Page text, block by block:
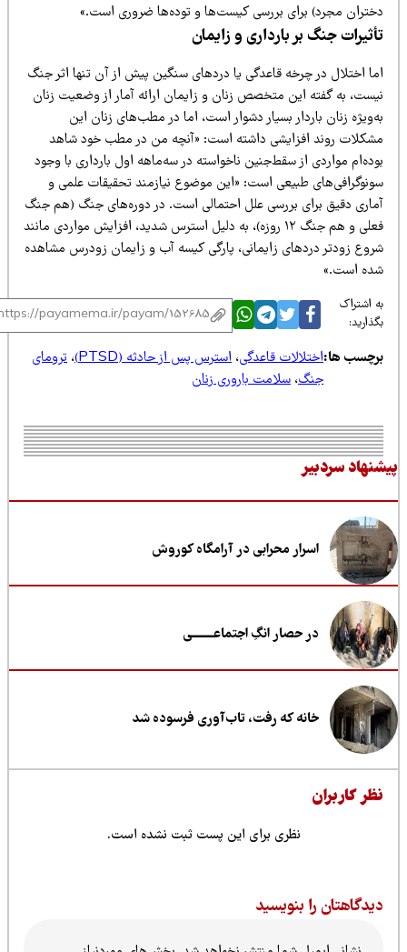
مجرد) برای بررسی کیست‌ها و توده‌ها ضروری است.»
جنگ بر بارداری و زایمان
اختلال در چرخه قاعدگی یا دردهای سنگین پیش از آن تنها اثر جنگ
به گفته این متخصص زنان و زایمان ارائه آمار از وضعیت زنان
زنان باردار بسیار دشوار است، اما در مطب‌های زنان این
روند افزایشی داشته است: «آنچه من در مطب خود شاهد
مواردی از سقط‌جنین ناخواسته در سه‌ماهه اول بارداری با وجود
طبیعی است: «این موضوع نیازمند تحقیقات علمی و
دقیق برای بررسی علل احتمالی است. در دوره‌های جنگ (هم جنگ
فعلی و هم جنگ ۱۲ روزه)، به دلیل استرس شدید، افزایش مواردی مانند
زودتر دردهای زایمانی، پارگی کیسه آب و زایمان زودرس مشاهده
است.»
اشتراک
ها:اختلالات قاعدگی،استرس پس از حادثه (PTSD) ،ترومای
،سلامت باروری زنان
سردبیر
اسرار محرابی در آرامگاه کوروش
در حصار انگِ اجتماعــــــــی
خانه که رفت، تاب‌آوری فرسوده شد
کاربران
نظری برای این پست ثبت نشده است.
را بنویسید